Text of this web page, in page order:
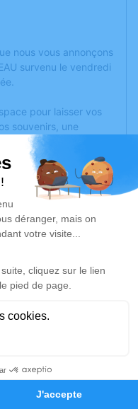
Hommages
nous vous annonçons
survenu le vendredi
pour laisser vos
souvenirs, une
à travers des poèmes
d'expression dédié à
estdisponible
à 15h00
en Vallée